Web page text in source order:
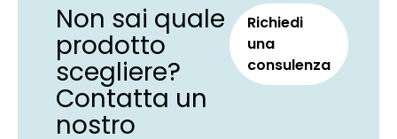
Non sai quale
prodotto
scegliere?
Contatta un
nostro
Richiedi
una
consulenza